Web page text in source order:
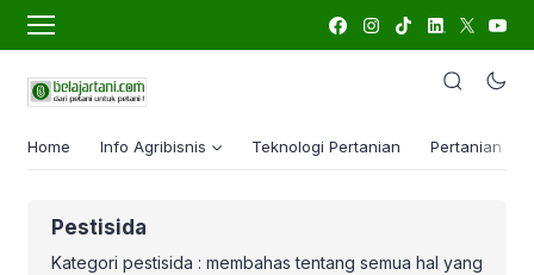
Home Info Agribisnis Teknologi Pertanian Pertanian
Pestisida
Kategori pestisida : membahas tentang semua hal yang